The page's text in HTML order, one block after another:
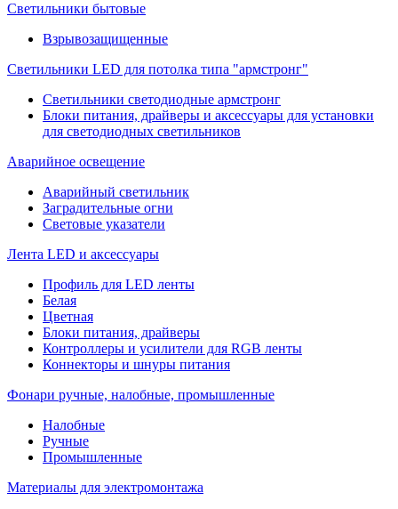
Светильники бытовые
Взрывозащищенные
Светильники LED для потолка типа "армстронг"
Светильники светодиодные армстронг
Блоки питания, драйверы и аксессуары для установки
для светодиодных светильников
Аварийное освещение
Аварийный светильник
Заградительные огни
Световые указатели
Лента LED и аксессуары
Профиль для LED ленты
Белая
Цветная
Блоки питания, драйверы
Контроллеры и усилители для RGB ленты
Коннекторы и шнуры питания
Фонари ручные, налобные, промышленные
Налобные
Ручные
Промышленные
Материалы для электромонтажа